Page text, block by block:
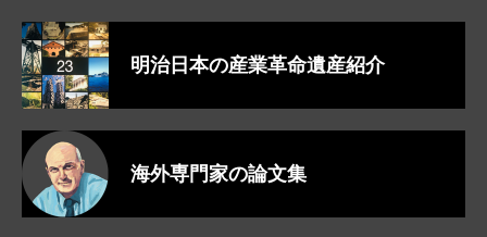
明治日本の産業革命遺産紹介
海外専門家の論文集